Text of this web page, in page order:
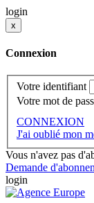
login
x
Connexion
Votre identifiant
Votre mot de
CONNEXION
J'ai oublié mon
Vous n'avez pas
Demande
login